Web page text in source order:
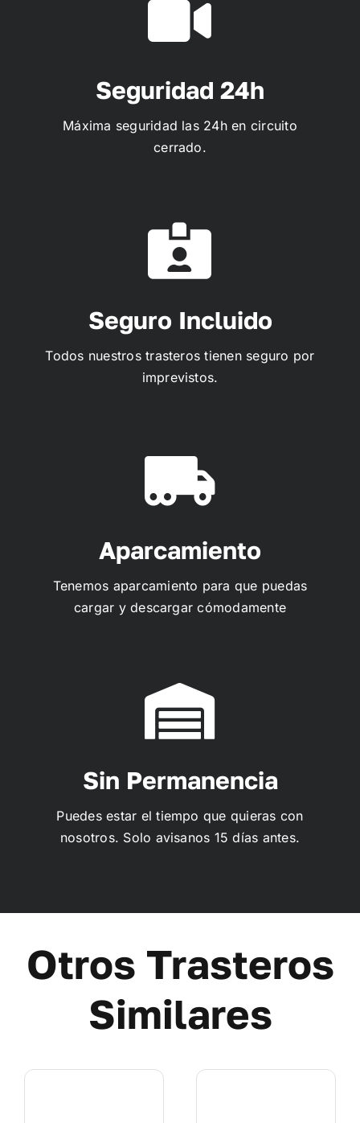
Seguridad 24h
Máxima seguridad las 24h en circuito
cerrado.
Seguro Incluido
Todos nuestros trasteros tienen seguro por
imprevistos.
Aparcamiento
Tenemos aparcamiento para que puedas
cargar y descargar cómodamente
Sin Permanencia
Puedes estar el tiempo que quieras con
nosotros. Solo avisanos 15 días antes.
Otros Trasteros
Similares